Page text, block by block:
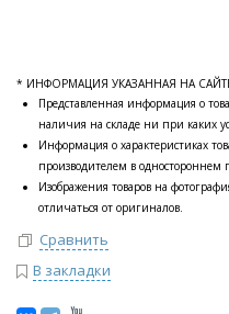
* ИНФОРМАЦИЯ УКАЗАННАЯ НА
Представленная информация о
наличия на складе ни при каких
Информация о характеристиках
производителем в одностороннем
Изображения товаров на
отличаться от оригиналов.
Сравнить
В закладки